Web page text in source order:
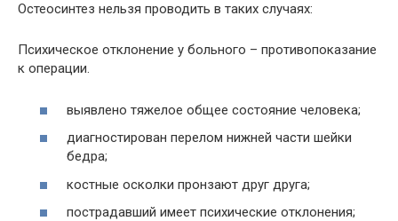
Остеосинтез нельзя проводить в таких случаях:
Психическое отклонение у больного – противопоказание
к операции.
выявлено тяжелое общее состояние человека;
диагностирован перелом нижней части шейки
бедра;
костные осколки пронзают друг друга;
пострадавший имеет психические отклонения;